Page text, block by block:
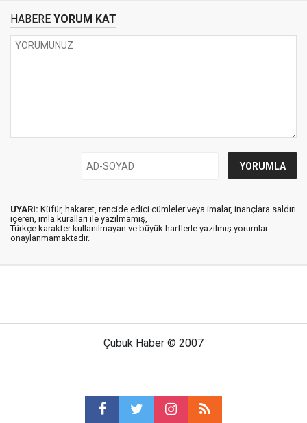
HABERE YORUM KAT
UYARI: Küfür, hakaret, rencide edici cümleler veya imalar, inançlara saldırı
içeren, imla kuralları ile yazılmamış,
Türkçe karakter kullanılmayan ve büyük harflerle yazılmış yorumlar
onaylanmamaktadır.
Çubuk Haber © 2007